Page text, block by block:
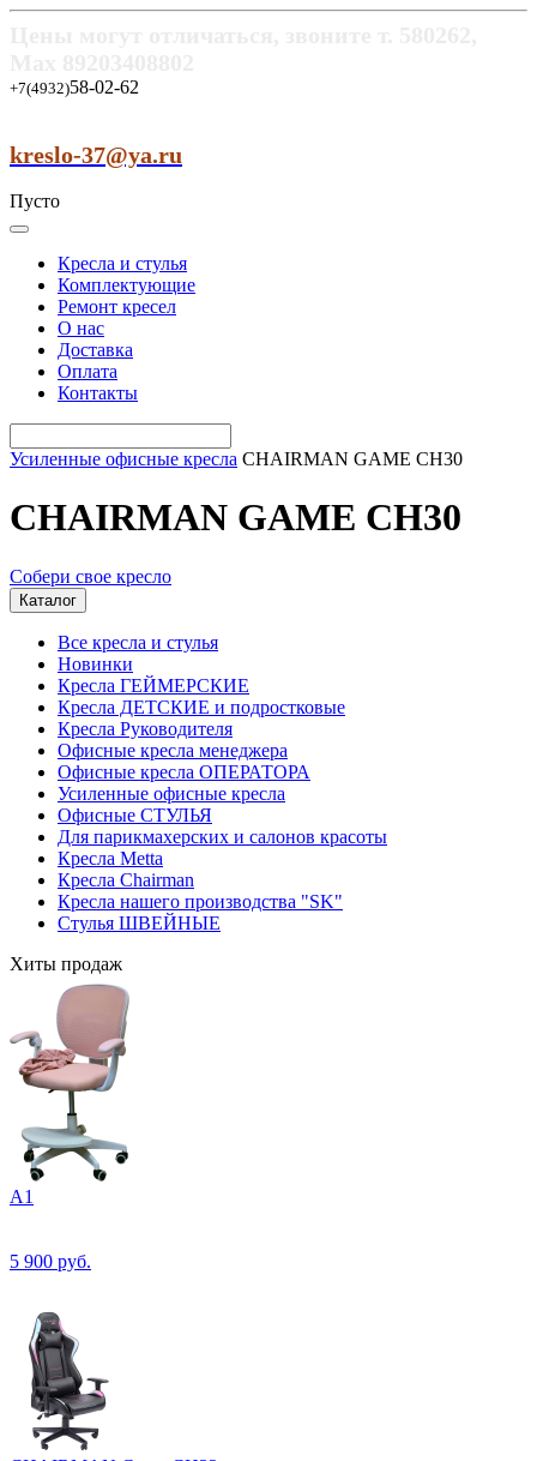
+7(4932)58-02-62
kreslo-37@ya.ru
Пусто
Кресла и стулья
Комплектующие
Ремонт кресел
О нас
Доставка
Оплата
Контакты
Усиленные офисные кресла CHAIRMAN GAME CH30
CHAIRMAN GAME CH30
Собери свое кресло
Каталог
Все кресла и стулья
Новинки
Кресла ГЕЙМЕРСКИЕ
Кресла ДЕТСКИЕ и подростковые
Кресла Руководителя
Офисные кресла менеджера
Офисные кресла ОПЕРАТОРА
Усиленные офисные кресла
Офисные СТУЛЬЯ
Для парикмахерских и салонов красоты
Кресла Metta
Кресла Chairman
Кресла нашего производства "SK"
Стулья ШВЕЙНЫЕ
Хиты продаж
А1
5 900 руб.